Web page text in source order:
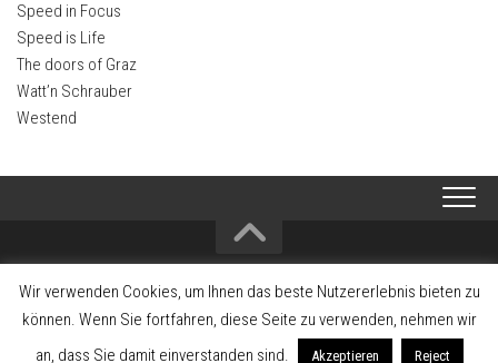
Speed in Focus
Speed is Life
The doors of Graz
Watt’n Schrauber
Westend
2008-2026 Alltagsklassiker - Interessengemeinschaft zum Erhalt und
Förderung der Fahrzeugkultur und Fahrzeuggeschichte
Wir verwenden Cookies, um Ihnen das beste Nutzererlebnis bieten zu
können. Wenn Sie fortfahren, diese Seite zu verwenden, nehmen wir
an, dass Sie damit einverstanden sind.
Akzeptieren Reject